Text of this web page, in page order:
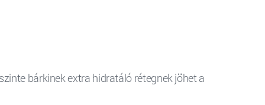
bárkinek extra hidratáló rétegnek jöhet a